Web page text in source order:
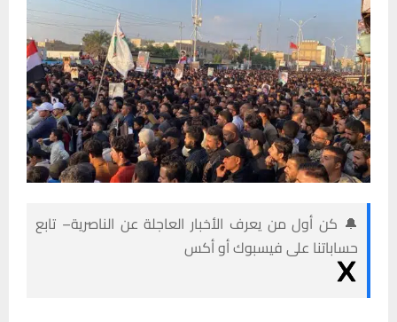
🔔 كن أول من يعرف الأخبار العاجلة عن الناصرية– تابع
حساباتنا على فيسبوك أو أكس